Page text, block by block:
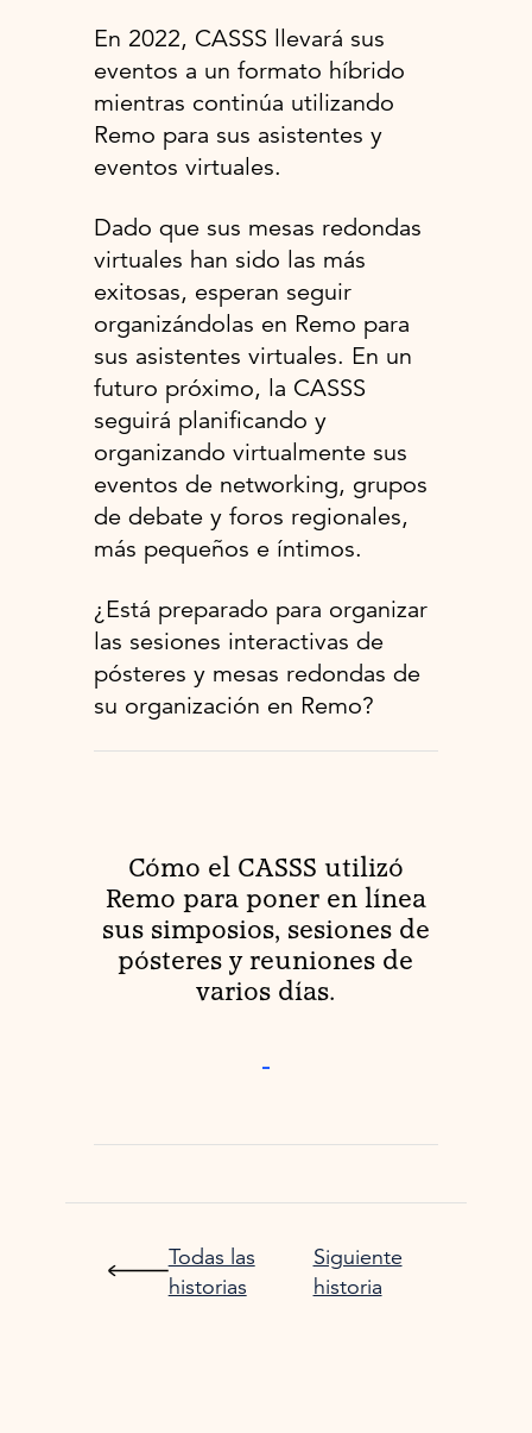
En 2022, CASSS llevará sus
eventos a un formato híbrido
mientras continúa utilizando
Remo para sus asistentes y
eventos virtuales.
Dado que sus mesas redondas
virtuales han sido las más
exitosas, esperan seguir
organizándolas en Remo para
sus asistentes virtuales. En un
futuro próximo, la CASSS
seguirá planificando y
organizando virtualmente sus
eventos de networking, grupos
de debate y foros regionales,
más pequeños e íntimos.
¿Está preparado para organizar
las sesiones interactivas de
pósteres y mesas redondas de
su organización en Remo?
Cómo el CASSS utilizó
Remo para poner en línea
sus simposios, sesiones de
pósteres y reuniones de
varios días.
-
Todas las
historias
Siguiente
historia